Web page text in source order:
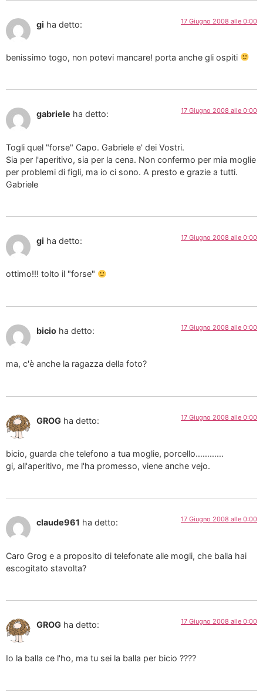
gi ha detto: 17 Giugno 2008 alle 0:00
benissimo togo, non potevi mancare! porta anche gli ospiti
gabriele ha detto: 17 Giugno 2008 alle 0:00
Togli quel "forse" Capo. Gabriele e' dei Vostri.
Sia per l'aperitivo, sia per la cena. Non confermo per mia moglie
per problemi di figli, ma io ci sono. A presto e grazie a tutti.
Gabriele
gi ha detto: 17 Giugno 2008 alle 0:00
ottimo!!! tolto il "forse"
bicio ha detto: 17 Giugno 2008 alle 0:00
ma, c'è anche la ragazza della foto?
GROG ha detto: 17 Giugno 2008 alle 0:00
bicio, guarda che telefono a tua moglie, porcello…………
gi, all'aperitivo, me l'ha promesso, viene anche vejo.
claude961 ha detto: 17 Giugno 2008 alle 0:00
Caro Grog e a proposito di telefonate alle mogli, che balla hai
escogitato stavolta?
GROG ha detto: 17 Giugno 2008 alle 0:00
Io la balla ce l'ho, ma tu sei la balla per bicio ????